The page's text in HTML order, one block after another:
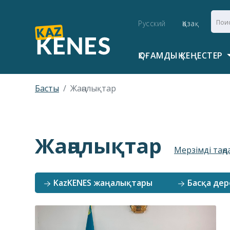
Русский Қазақ
ҚОҒАМДЫҚ КЕҢЕСТЕР
Басты Жаңалықтар
Жаңалықтар Мерзімді
KazKENES жаңалықтары Басқа